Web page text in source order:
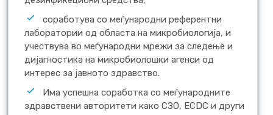
соработува со меѓународни референтни
лаборатории од областа на микробиологија, и
учествува во меѓународни мрежи за следење и
дијагностика на микробиолошки агенси од
интерес за јавното здравство.
Има успешна соработка со меѓународните
здравствени авторитети како СЗО, ECDC и други